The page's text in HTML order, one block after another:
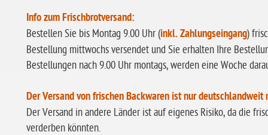
Info zum Frischbrotversand:
Bestellen Sie bis Montag 9.00 Uhr (inkl. Zahlungseingang)
Bestellung mittwochs versendet und Sie erhalten Ihre
Bestellungen nach 9.00 Uhr montags, werden eine Woche
Der Versand von frischen Backwaren ist nur deutschlandweit
Der Versand in andere Länder ist auf eigenes Risiko, da die
verderben könnten.